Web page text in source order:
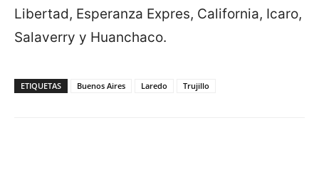
Libertad, Esperanza Expres, California, Icaro,
Salaverry y Huanchaco.
ETIQUETAS Buenos Aires Laredo Trujillo